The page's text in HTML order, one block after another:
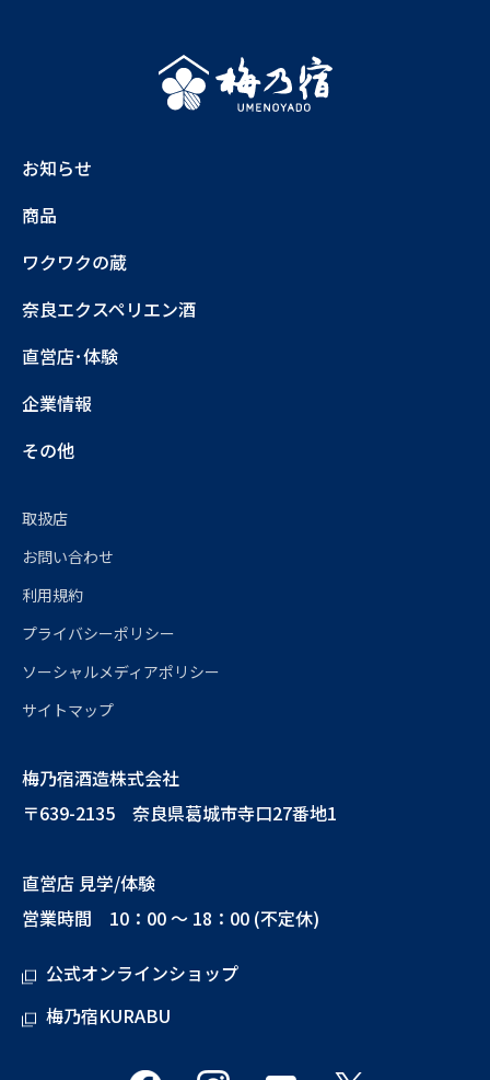
お知らせ
商品
ワクワクの蔵
奈良エクスペリエン酒
直営店･体験
企業情報
その他
取扱店
お問い合わせ
利用規約
プライバシーポリシー
ソーシャルメディアポリシー
サイトマップ
梅乃宿酒造株式会社
〒639-2135 奈良県葛城市寺口27番地1
直営店 見学/体験
営業時間 10：00 ～ 18：00 (不定休)
公式オンラインショップ
梅乃宿KURABU